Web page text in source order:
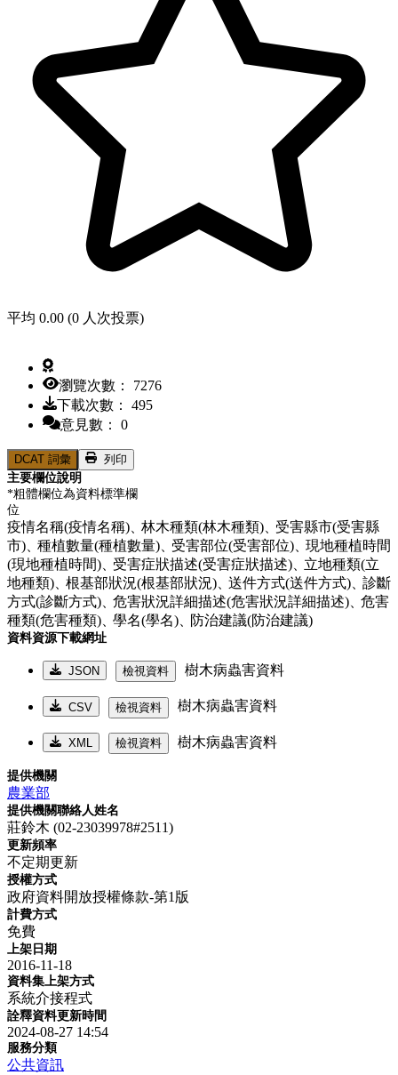
平均 0.00 (0 人次投票)
瀏覽次數： 7276
下載次數： 495
意見數： 0
DCAT 詞彙
列印
主要欄位說明
*粗體欄位為資料標準欄
位
疫情名稱(疫情名稱)、林木種類(林木種類)、受害縣市(受害縣
市)、種植數量(種植數量)、受害部位(受害部位)、現地種植時間
(現地種植時間)、受害症狀描述(受害症狀描述)、立地種類(立
地種類)、根基部狀況(根基部狀況)、送件方式(送件方式)、診斷
方式(診斷方式)、危害狀況詳細描述(危害狀況詳細描述)、危害
種類(危害種類)、學名(學名)、防治建議(防治建議)
資料資源下載網址
JSON 檢視資料 樹木病蟲害資料
CSV 檢視資料 樹木病蟲害資料
XML 檢視資料 樹木病蟲害資料
提供機關
農業部
提供機關聯絡人姓名
莊鈴木 (02-23039978#2511)
更新頻率
不定期更新
授權方式
政府資料開放授權條款-第1版
計費方式
免費
上架日期
2016-11-18
資料集上架方式
系統介接程式
詮釋資料更新時間
2024-08-27 14:54
服務分類
公共資訊